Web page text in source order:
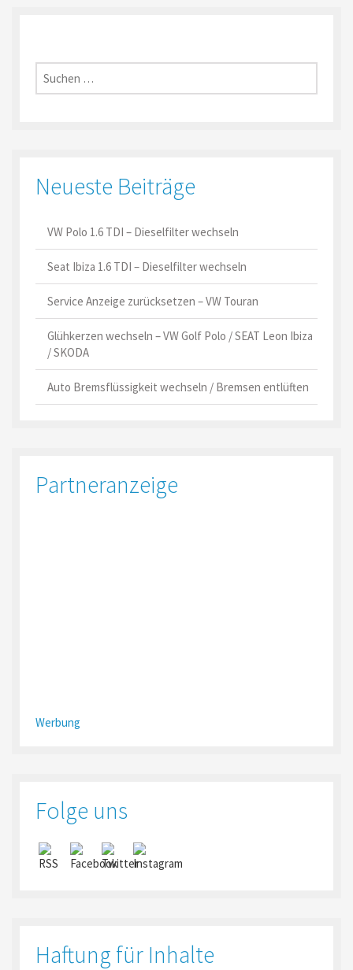
Suche
nach:
Neueste Beiträge
VW Polo 1.6 TDI – Dieselfilter wechseln
Seat Ibiza 1.6 TDI – Dieselfilter wechseln
Service Anzeige zurücksetzen – VW Touran
Glühkerzen wechseln – VW Golf Polo / SEAT Leon Ibiza
/ SKODA
Auto Bremsflüssigkeit wechseln / Bremsen entlüften
Partneranzeige
Werbung
Folge uns
Haftung für Inhalte